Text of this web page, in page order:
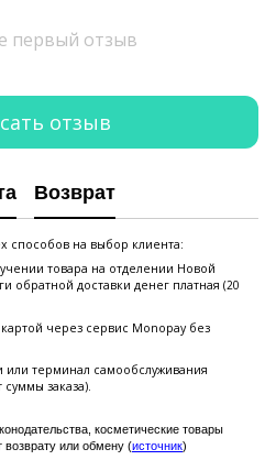
первый отзыв
отзыв
Возврат
способов на выбор клиента:
товара на отделении Новой
обратной доставки денег платная (20
через сервис Monopay без
или терминал самообслуживания
суммы заказа).
косметические товары
возврату или обмену (источник)